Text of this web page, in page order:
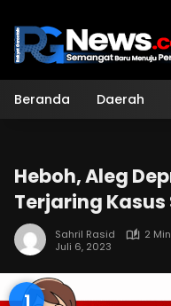
konten
Beranda Daerah
Heboh, Aleg
Terjaring
Sahril Rasid
2
Juli 6, 2023